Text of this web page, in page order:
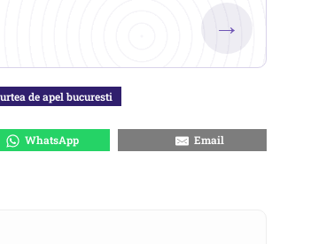
→
de apel bucuresti
WhatsApp Email